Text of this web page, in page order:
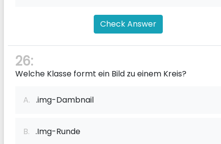
Check Answer
26:
Welche Klasse formt ein Bild zu einem Kreis?
A. .img-Dambnail
B. .Img-Runde